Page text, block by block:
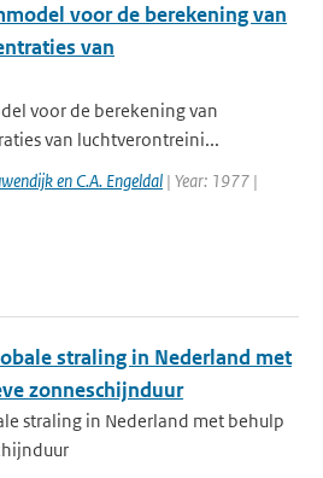
voor de berekening van
van
voor de berekening van
van luchtverontreini...
en C.A. Engeldal | Year: 1977 |
straling in Nederland met
zonneschijnduur
straling in Nederland met behulp